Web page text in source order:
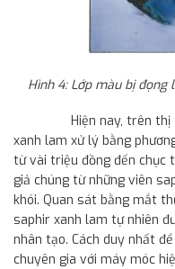
Hình 4: Lớp màu bị
Hiện nay, trên thị
xanh lam xử lý bằng
từ vài triệu đồng đến chục
giả chúng từ những viên
khói. Quan sát bằng mắt
saphir xanh lam tự nhiên
nhân tạo. Cách duy nhất
chuyên gia với máy móc